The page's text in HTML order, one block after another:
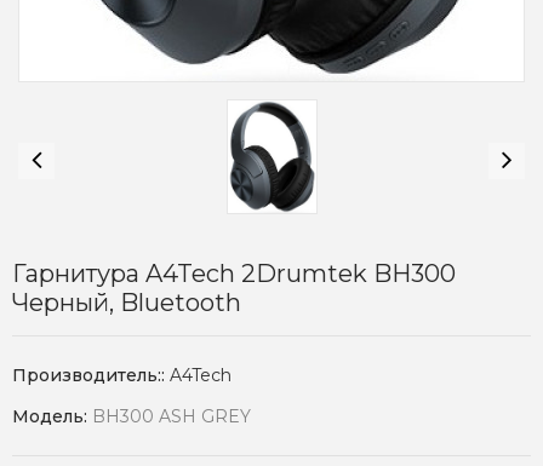
Гарнитура A4Tech 2Drumtek BH300
Черный, Bluetooth
Производитель:: A4Tech
Модель: BH300 ASH GREY